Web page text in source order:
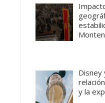
Disney
y la